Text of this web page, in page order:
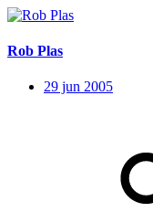
Rob Plas
29 jun 2005